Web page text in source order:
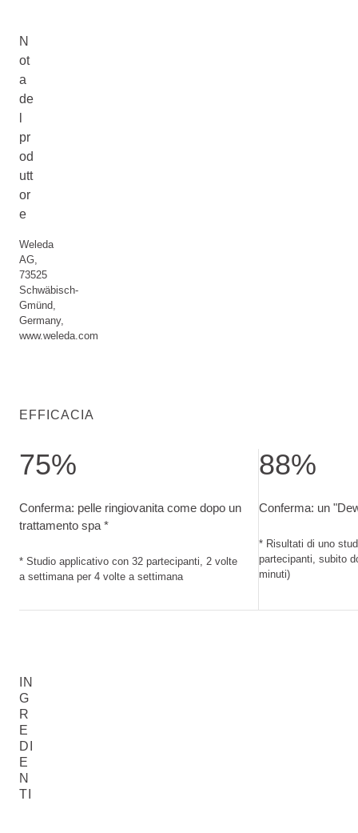
N
ot
a
de
pr
od
utt
or
e
Weleda
AG,
73525
Schwäbisch-
Gmünd,
Germany,
www.weleda.com
EFFICACIA
75%
Conferma: pelle ringiovanita come dopo un
trattamento spa *
* Studio applicativo con 32 partecipanti, 2 volte
a settimana per 4 volte a settimana
88%
Conferma: un
* Risultati di uno
partecipanti, subito
minuti)
IN
G
R
E
DI
E
N
TI